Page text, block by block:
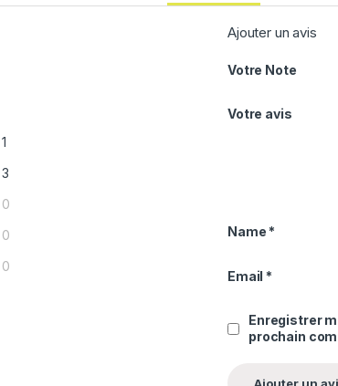
1
3
0
0
0
Ajouter un avis
Votre Note
Votre avis
Name *
Email *
Enregistrer
prochain